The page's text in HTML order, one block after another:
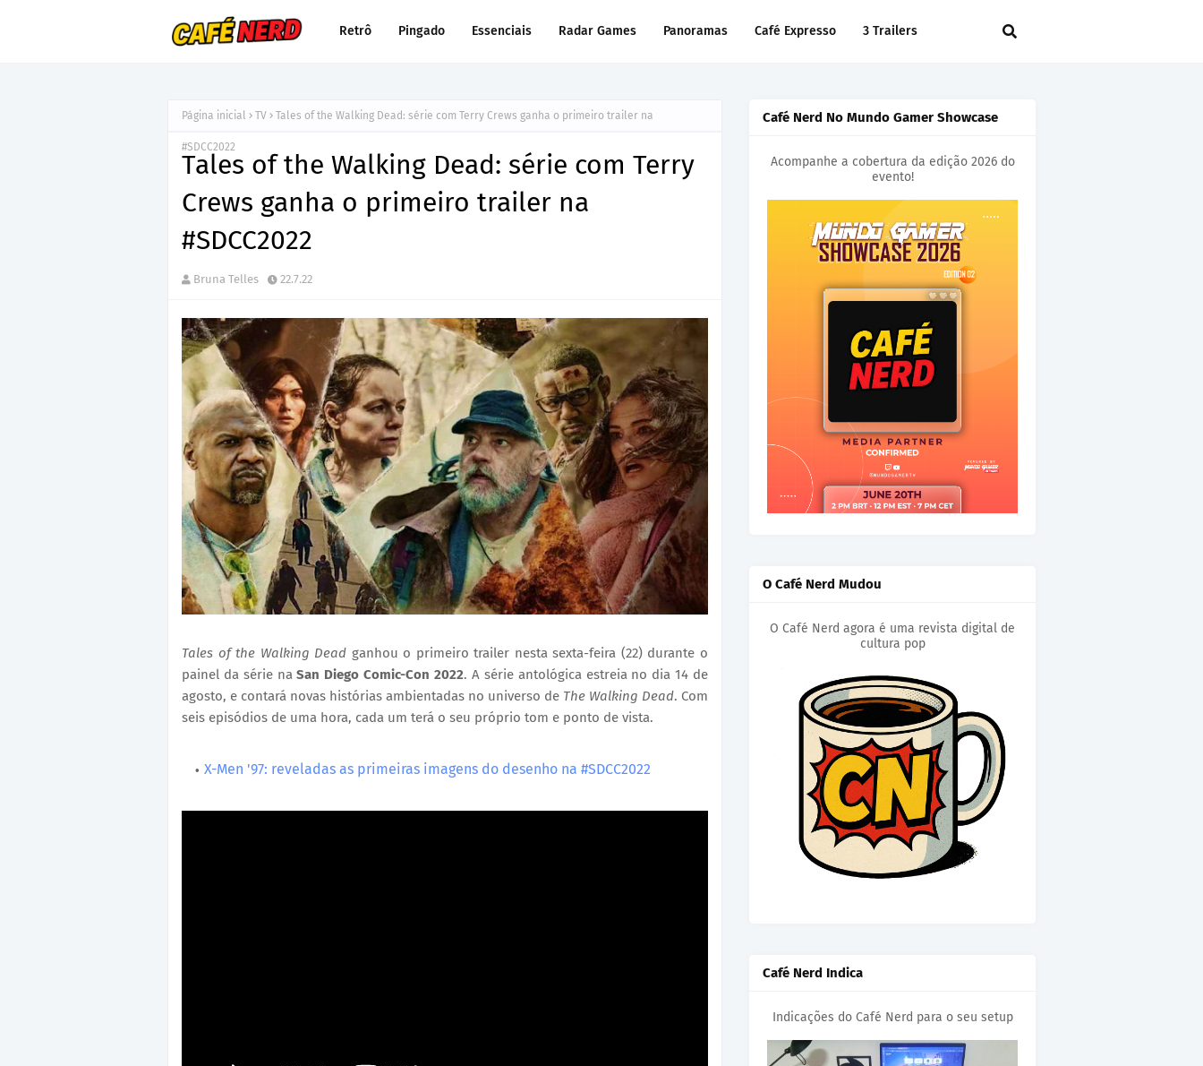
Retrô Pingado Essenciais Radar Games Panoramas Café Expresso 3 Trailers
Página inicial TV Tales of the Walking Dead: série com Terry Crews ganha o primeiro trailer na
#SDCC2022
Tales of the Walking Dead: série com Terry
Crews ganha o primeiro trailer na
#SDCC2022
Bruna Telles 22.7.22
Tales of the Walking Dead ganhou o primeiro trailer nesta sexta-feira (22) durante o
painel da série naSan Diego Comic-Con 2022. A série antológica estreia no dia 14 de
agosto, e contará novas histórias ambientadas no universo de The Walking Dead. Com
seis episódios de uma hora, cada um terá o seu próprio tom e ponto de vista.
X-Men '97: reveladas as primeiras imagens do desenho na #SDCC2022
Café Nerd No Mundo Gamer Showcase
Acompanhe a cobertura da edição 2026 do
evento!
O Café Nerd Mudou
O Café Nerd agora é uma revista digital de
cultura pop
Café Nerd Indica
Indicações do Café Nerd para o seu setup